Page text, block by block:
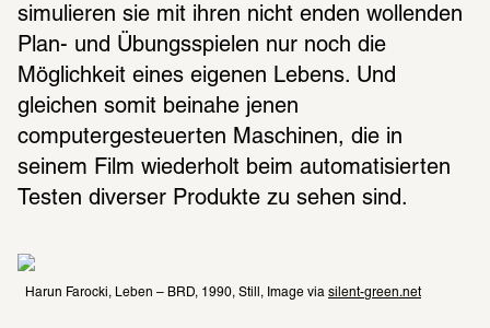
simulieren sie mit ihren nicht enden wollenden
Plan- und Übungsspielen nur noch die
Möglichkeit eines eigenen Lebens. Und
gleichen somit beinahe jenen
computergesteuerten Maschinen, die in
seinem Film wiederholt beim automatisierten
Testen diverser Produkte zu sehen sind.
Harun Farocki, Leben – BRD, 1990, Still, Image via silent-green.net